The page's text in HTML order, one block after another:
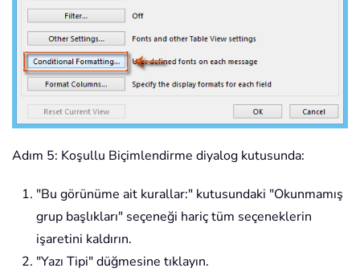
Adım 5: Koşullu Biçimlendirme diyalog kutusunda:
"Bu görünüme ait kurallar:" kutusundaki "Okunmamış
grup başlıkları" seçeneği hariç tüm seçeneklerin
işaretini kaldırın.
"Yazı Tipi" düğmesine tıklayın.